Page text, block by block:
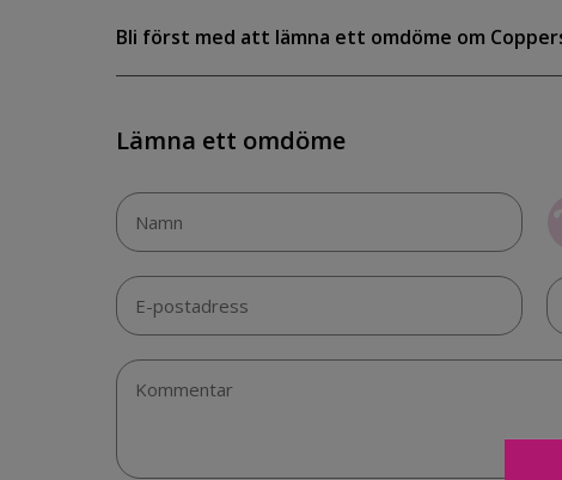
Bli först med att lämna ett omdöme om
Lämna ett omdöme